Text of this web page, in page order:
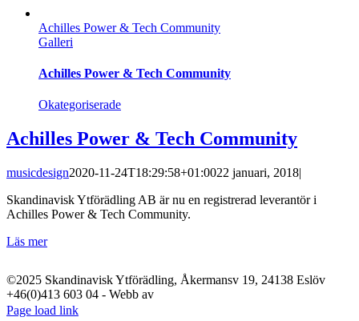
Achilles Power & Tech Community
Galleri
Achilles Power & Tech Community
Okategoriserade
Achilles Power & Tech Community
musicdesign2020-11-24T18:29:58+01:0022 januari, 2018|
Skandinavisk Ytförädling AB är nu en registrerad leverantör i
Achilles Power & Tech Community.
Läs mer
©2025 Skandinavisk Ytförädling, Åkermansv 19, 24138 Eslöv
+46(0)413 603 04 - Webb av
LinkedIn
YouTube
Instagram
Facebook
X
Page load link